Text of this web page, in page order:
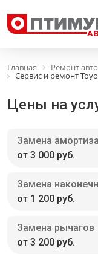
Главная Ремонт авто
Сервис и ремонт
Цены на
Замена
от 3 000 руб.
Замена
от 1 200 руб.
Замена рычагов
от 3 200 руб.